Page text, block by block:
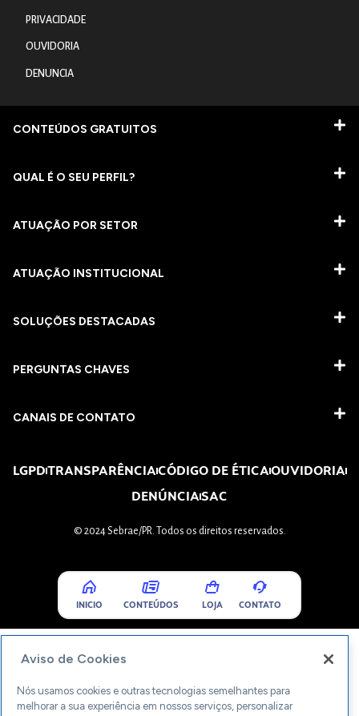
PRIVACIDADE
OUVIDORIA
DENUNCIA
CONTEÚDOS GRATUITOS
QUAL É O SEU PERFIL?
ATUAÇÃO POR SETOR
ATUAÇÃO INSTITUCIONAL
SOLUÇÕES DESTACADAS
PERGUNTAS CHAVES​
CANAIS DE CONTATO
LGPDTRANSPARÊNCIACÓDIGO DE ÉTICAOUVIDORIA
DENÚNCIASAC
© 2024 Sebrae/PR. Todos os direitos reservados.
INICIO CONTEÚDOS LOJA CONTATO
Aviso de Cookies
Nós usamos cookies e outras tecnologias semelhantes para
melhorar a sua experiência em nossos serviços, personalizar